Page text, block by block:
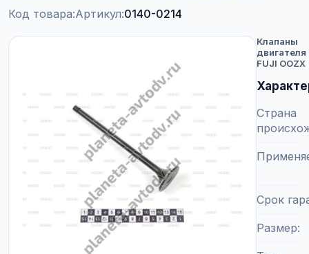
Код товара:Артикул:0140-0214
Клапаны
двигателя
FUJI OOZX
Страна
Срок
Размер